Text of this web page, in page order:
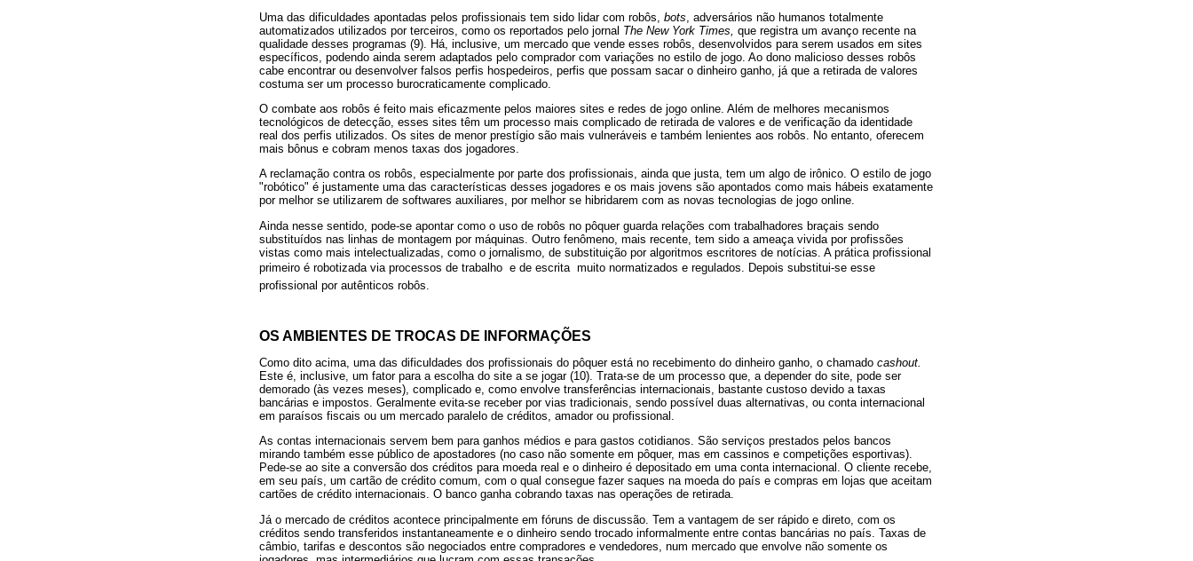
Uma das dificuldades apontadas pelos profissionais tem sido lidar com robôs, bots, adversários não humanos totalmente
automatizados utilizados por terceiros, como os reportados pelo jornal The New York Times, que registra um avanço recente na
qualidade desses programas (9). Há, inclusive, um mercado que vende esses robôs, desenvolvidos para serem usados em sites
específicos, podendo ainda serem adaptados pelo comprador com variações no estilo de jogo. Ao dono malicioso desses robôs
cabe encontrar ou desenvolver falsos perfis hospedeiros, perfis que possam sacar o dinheiro ganho, já que a retirada de valores
costuma ser um processo burocraticamente complicado.
O combate aos robôs é feito mais eficazmente pelos maiores sites e redes de jogo online. Além de melhores mecanismos
tecnológicos de detecção, esses sites têm um processo mais complicado de retirada de valores e de verificação da identidade
real dos perfis utilizados. Os sites de menor prestígio são mais vulneráveis e também lenientes aos robôs. No entanto, oferecem
mais bônus e cobram menos taxas dos jogadores.
A reclamação contra os robôs, especialmente por parte dos profissionais, ainda que justa, tem um algo de irônico. O estilo de jogo
"robótico" é justamente uma das características desses jogadores e os mais jovens são apontados como mais hábeis exatamente
por melhor se utilizarem de softwares auxiliares, por melhor se hibridarem com as novas tecnologias de jogo online.
Ainda nesse sentido, pode-se apontar como o uso de robôs no pôquer guarda relações com trabalhadores braçais sendo
substituídos nas linhas de montagem por máquinas. Outro fenômeno, mais recente, tem sido a ameaça vivida por profissões
vistas como mais intelectualizadas, como o jornalismo, de substituição por algoritmos escritores de notícias. A prática profissional
primeiro é robotizada via processos de trabalho  e de escrita  muito normatizados e regulados. Depois substitui-se esse
profissional por autênticos robôs.
OS AMBIENTES DE TROCAS DE INFORMAÇÕES
Como dito acima, uma das dificuldades dos profissionais do pôquer está no recebimento do dinheiro ganho, o chamado cashout.
Este é, inclusive, um fator para a escolha do site a se jogar (10). Trata-se de um processo que, a depender do site, pode ser
demorado (às vezes meses), complicado e, como envolve transferências internacionais, bastante custoso devido a taxas
bancárias e impostos. Geralmente evita-se receber por vias tradicionais, sendo possível duas alternativas, ou conta internacional
em paraísos fiscais ou um mercado paralelo de créditos, amador ou profissional.
As contas internacionais servem bem para ganhos médios e para gastos cotidianos. São serviços prestados pelos bancos
mirando também esse público de apostadores (no caso não somente em pôquer, mas em cassinos e competições esportivas).
Pede-se ao site a conversão dos créditos para moeda real e o dinheiro é depositado em uma conta internacional. O cliente recebe,
em seu país, um cartão de crédito comum, com o qual consegue fazer saques na moeda do país e compras em lojas que aceitam
cartões de crédito internacionais. O banco ganha cobrando taxas nas operações de retirada.
Já o mercado de créditos acontece principalmente em fóruns de discussão. Tem a vantagem de ser rápido e direto, com os
créditos sendo transferidos instantaneamente e o dinheiro sendo trocado informalmente entre contas bancárias no país. Taxas de
câmbio, tarifas e descontos são negociados entre compradores e vendedores, num mercado que envolve não somente os